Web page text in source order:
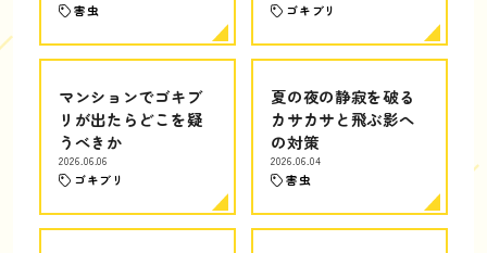
害虫 ゴキブリ
マンションでゴキブ
リが出たらどこを疑
うべきか
2026.06.06
ゴキブリ
夏の夜の静寂を破る
カサカサと飛ぶ影へ
の対策
2026.06.04
害虫